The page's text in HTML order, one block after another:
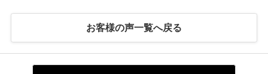
お客様の声一覧へ戻る